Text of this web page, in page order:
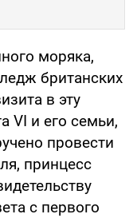
моряка,
британских
в эту
VI и его семьи,
провести
принцесс
с первого